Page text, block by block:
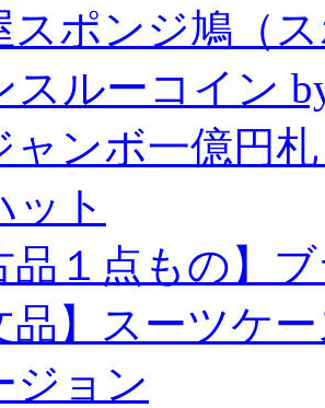
スポンジ鳩（
スルーコイン
ャンボ一億円
ット
品１点もの】
品】スーツケ
ジョン